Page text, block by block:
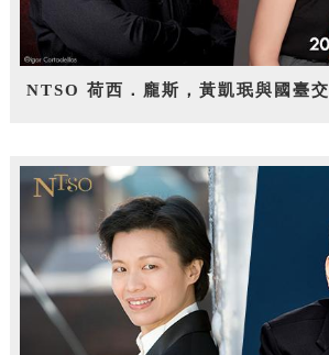
NTSO 荷西．龐斯，黃凱珉與國臺交